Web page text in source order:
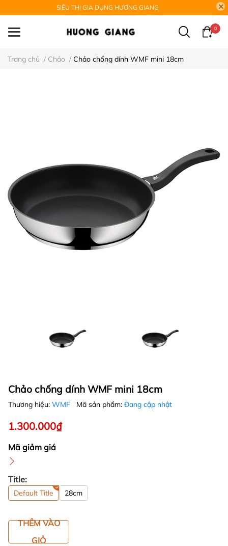
SIÊU THỊ GIA DỤNG HƯƠNG GIANG
0
Trang chủ / Chảo / Chảo chống dính WMF mini 18cm
Chảo chống dính WMF mini 18cm
Thương hiệu: WMF Mã sản phẩm: Đang cập nhật
1.300.000₫
Mã giảm giá
Title:
Default Title 28cm
THÊM VÀO
GIỎ